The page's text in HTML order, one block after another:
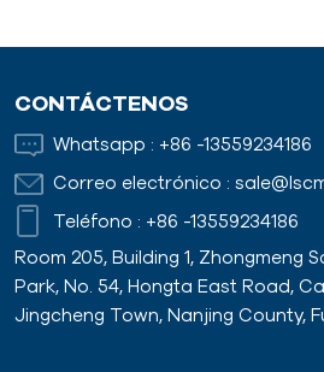
CONTÁCTENOS
Whatsapp : +86 -13559234186
Correo electrónico :
Teléfono : +86 -13559234186
Room 205, Building 1, Zhongmeng
Park, No. 54, Hongta East Road,
Jingcheng Town, Nanjing County,